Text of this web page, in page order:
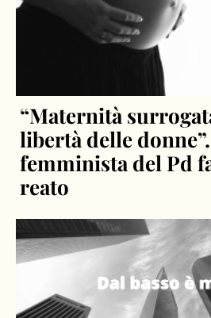
“Maternità
libertà delle
femminista del Pd
reato